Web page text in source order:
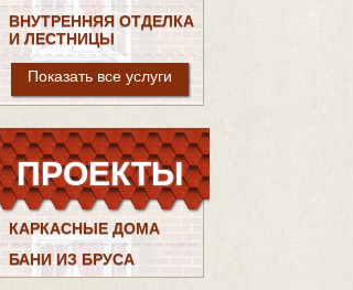
ВНУТРЕННЯЯ ОТДЕЛКА
И ЛЕСТНИЦЫ
Показать все услуги
ПРОЕКТЫ
КАРКАСНЫЕ ДОМА
БАНИ ИЗ БРУСА